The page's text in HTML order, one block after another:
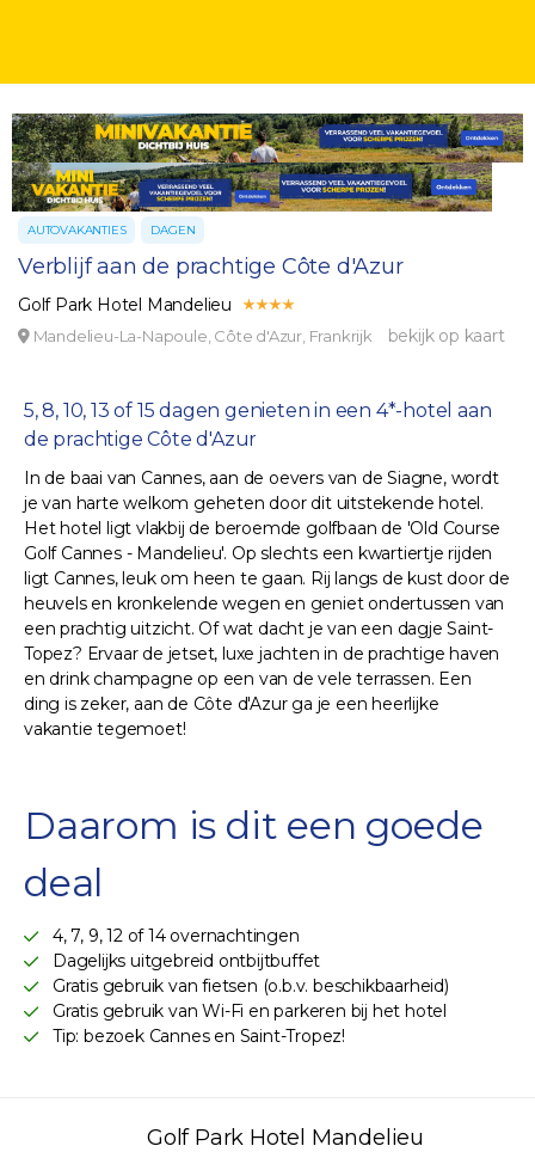
AUTOVAKANTIES DAGEN
Verblijf aan de prachtige Côte d'Azur
Golf Park Hotel Mandelieu
Mandelieu-La-Napoule, Côte d'Azur, Frankrijk bekijk op kaart
5, 8, 10, 13 of 15 dagen genieten in een 4*-hotel aan
de prachtige Côte d'Azur
In de baai van Cannes, aan de oevers van de Siagne, wordt
je van harte welkom geheten door dit uitstekende hotel.
Het hotel ligt vlakbij de beroemde golfbaan de 'Old Course
Golf Cannes - Mandelieu'. Op slechts een kwartiertje rijden
ligt Cannes, leuk om heen te gaan. Rij langs de kust door de
heuvels en kronkelende wegen en geniet ondertussen van
een prachtig uitzicht. Of wat dacht je van een dagje Saint-
Topez? Ervaar de jetset, luxe jachten in de prachtige haven
en drink champagne op een van de vele terrassen. Een
ding is zeker, aan de Côte d'Azur ga je een heerlijke
vakantie tegemoet!
Daarom is dit een goede
deal
4, 7, 9, 12 of 14 overnachtingen
Dagelijks uitgebreid ontbijtbuffet
Gratis gebruik van fietsen (o.b.v. beschikbaarheid)
Gratis gebruik van Wi-Fi en parkeren bij het hotel
Tip: bezoek Cannes en Saint-Tropez!
Golf Park Hotel Mandelieu